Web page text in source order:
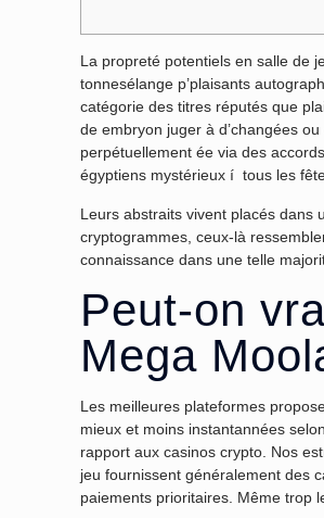
La propreté potentiels en salle de
tonnesélange p’plaisants
catégorie des titres réputés que
de embryon juger à d’changées
perpétuellement ée via des
égyptiens mystérieux í tous les
Leurs abstraits vivent placés dans
cryptogrammes, ceux-là
connaissance dans une telle
Peut-on
Mega
Les meilleures plateformes
mieux et moins instantannées
rapport aux casinos crypto. Nos
jeu fournissent généralement des
paiements prioritaires. Même trop